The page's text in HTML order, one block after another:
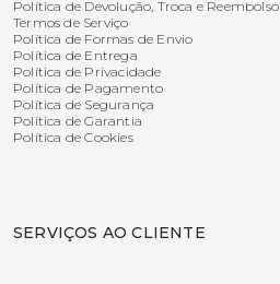
Política de Devolução, Troca e Reembolso
Termos de Serviço
Política de Formas de Envio
Política de Entrega
Política de Privacidade
Política de Pagamento
Política de Segurança
Política de Garantia
Política de Cookies
SERVIÇOS AO CLIENTE